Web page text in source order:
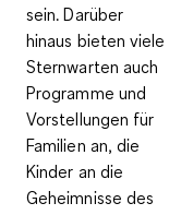
sein. Darüber
hinaus bieten viele
Sternwarten auch
Programme und
Vorstellungen für
Familien an, die
Kinder an die
Geheimnisse des